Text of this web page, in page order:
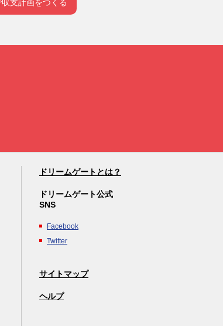
支計画をつくる
ドリームゲートとは？
ドリームゲート公式
SNS
Facebook
Twitter
サイトマップ
ヘルプ